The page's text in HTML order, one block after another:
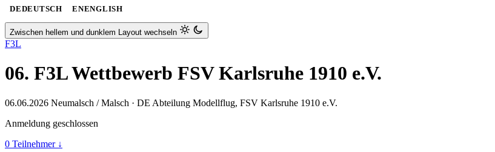
DEDEUTSCH ENENGLISH
Zwischen hellem und dunklem Layout wechseln
F3L
06. F3L Wettbewerb FSV Karlsruhe 1910 e.V.
06.06.2026 Neumalsch / Malsch · DE Abteilung Modellflug, FSV Karlsruhe 1910 e.V.
Anmeldung geschlossen
0 Teilnehmer ↓